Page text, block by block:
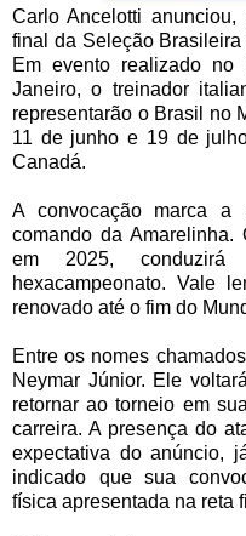
Carlo Ancelotti
final da Seleção
Em evento realizado
Janeiro, o treinador
representarão o Brasil no
11 de junho e 19 de
Canadá.
A convocação marca a
comando da
em 2025,
hexacampeonato. Vale
renovado até o fim do
Entre os nomes
Neymar Júnior. Ele
retornar ao torneio em
carreira. A presença do
expectativa do anúncio,
indicado que sua
física apresentada na reta